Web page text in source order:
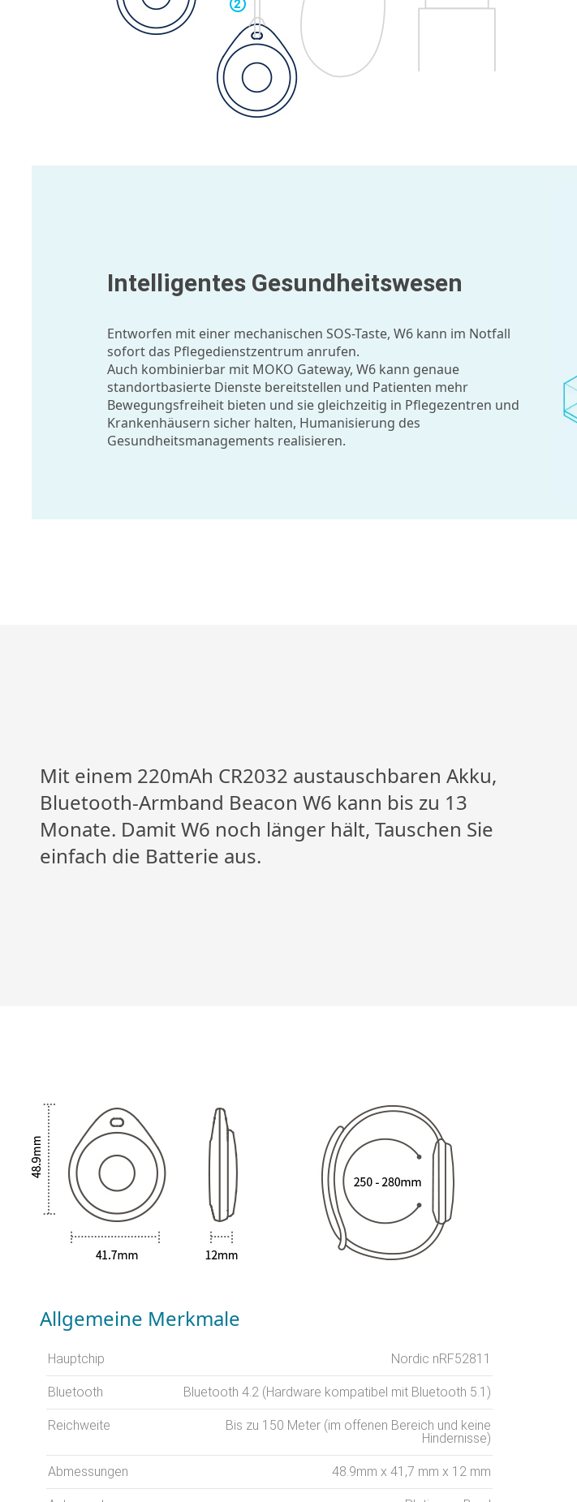
Intelligentes Gesundheitswesen
Entworfen mit einer mechanischen SOS-Taste, W6 kann im Notfall
sofort das Pflegedienstzentrum anrufen.
Auch kombinierbar mit MOKO Gateway, W6 kann genaue
standortbasierte Dienste bereitstellen und Patienten mehr
Bewegungsfreiheit bieten und sie gleichzeitig in Pflegezentren und
Krankenhäusern sicher halten, Humanisierung des
Gesundheitsmanagements realisieren.
Mit einem 220mAh CR2032 austauschbaren Akku,
Bluetooth-Armband Beacon W6 kann bis zu 13
Monate. Damit W6 noch länger hält, Tauschen Sie
einfach die Batterie aus.
Allgemeine Merkmale
Hauptchip Nordic nRF52811
Bluetooth Bluetooth 4.2 (Hardware kompatibel mit Bluetooth 5.1)
Reichweite
Bis zu 150 Meter (im offenen Bereich und keine
Hindernisse)
Abmessungen 48.9mm x 41,7 mm x 12 mm